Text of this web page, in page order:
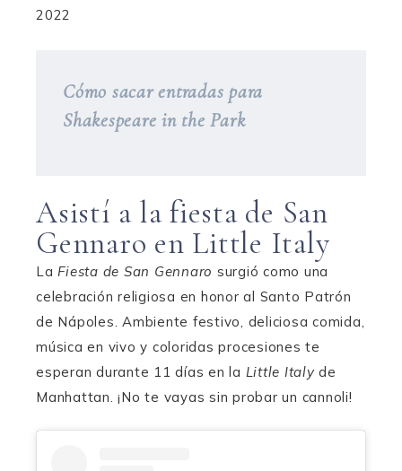
2022
Cómo sacar entradas para
Shakespeare in the Park
Asistí a la fiesta de San
Gennaro en Little Italy
LaFiesta de San Gennaro surgió como una
celebración religiosa en honor al Santo Patrón
de Nápoles. Ambiente festivo, deliciosa comida,
música en vivo y coloridas procesiones te
esperan durante 11 días en la Little Italyde
Manhattan. ¡No te vayas sin probar un cannoli!